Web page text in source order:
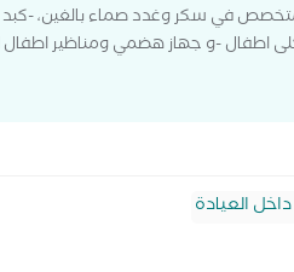
في سكر وغدد صماء بالغين، -كبد
اطفال -و جهاز هضمي ومناظير
العيادة